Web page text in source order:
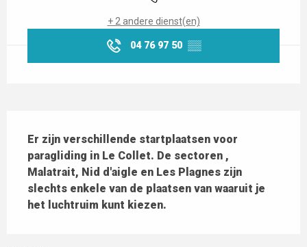
+ 2 andere dienst(en)
04 76 97 50 ▒▒
Er zijn verschillende startplaatsen voor
paragliding in Le Collet. De sectoren ,
Malatrait, Nid d'aigle en Les Plagnes zijn
slechts enkele van de plaatsen van waaruit je
het luchtruim kunt kiezen.